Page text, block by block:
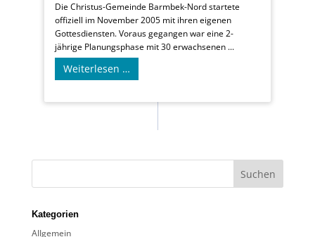
Die Christus-Gemeinde Barmbek-Nord startete
offiziell im November 2005 mit ihren eigenen
Gottesdiensten. Voraus gegangen war eine 2-
jährige Planungsphase mit 30 erwachsenen ...
Weiterlesen …
Kategorien
Allgemein